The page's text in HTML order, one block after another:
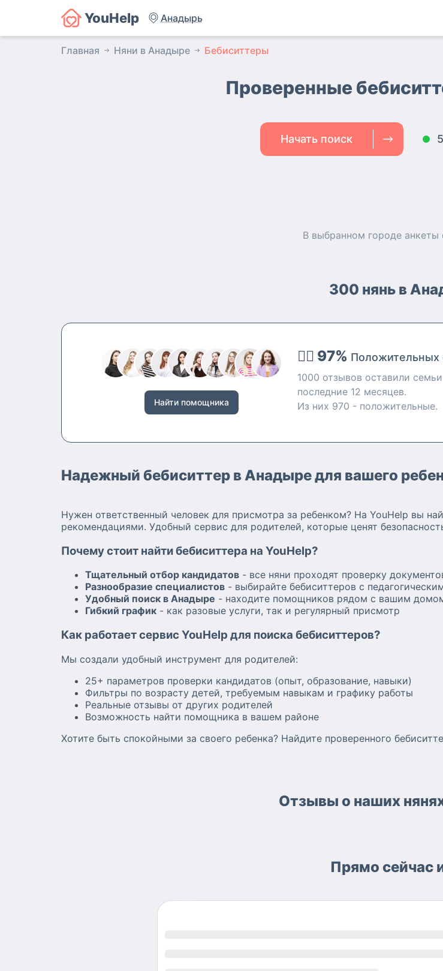
YouHelp Анадырь
Главная Няни в Анадыре Бебиситтеры
Проверенные
Начать поиск
В выбранном городе анкеты
300 нянь в
Найти помощника
👍🏻 97% Положительных
1000 отзывов оставили
последние 12 месяцев.
Из них 970 - положительные.
Надежный бебиситтер в Анадыре для вашего
Нужен ответственный человек для присмотра за ребенком? На YouHelp вы
рекомендациями. Удобный сервис для родителей, которые ценят
Почему стоит найти бебиситтера на YouHelp?
Тщательный отбор кандидатов - все няни проходят проверку
Разнообразие специалистов - выбирайте бебиситтеров с
Удобный поиск в Анадыре - находите помощников рядом с вашим
Гибкий график - как разовые услуги, так и регулярный присмотр
Как работает сервис YouHelp для поиска бебиситтеров?
Мы создали удобный инструмент для родителей:
25+ параметров проверки кандидатов (опыт, образование, навыки)
Фильтры по возрасту детей, требуемым навыкам и графику работы
Реальные отзывы от других родителей
Возможность найти помощника в вашем районе
Хотите быть спокойными за своего ребенка? Найдите проверенного
Отзывы о наших
Прямо сейчас